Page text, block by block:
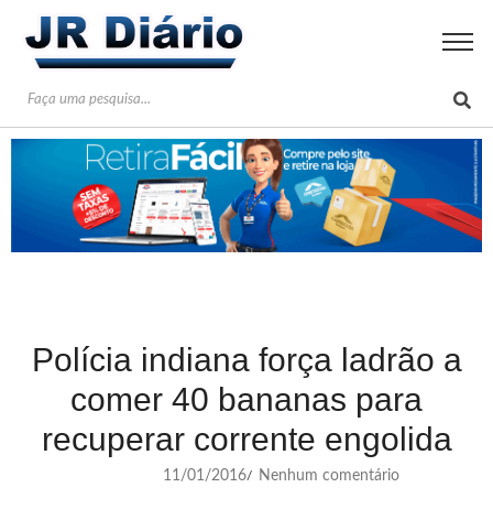
Polícia indiana força ladrão a
comer 40 bananas para
recuperar corrente engolida
11/01/2016/ Nenhum comentário